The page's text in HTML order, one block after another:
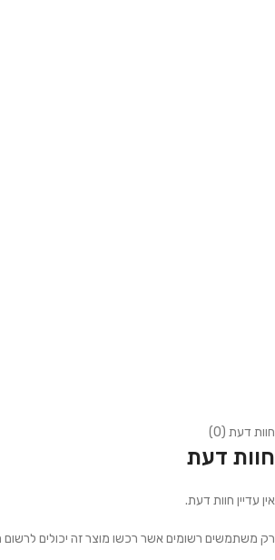
חוות דעת (0)
חוות דעת
אין עדיין חוות דעת.
רק משתמשים רשומים אשר רכשו מוצר זה יכולים לרשום